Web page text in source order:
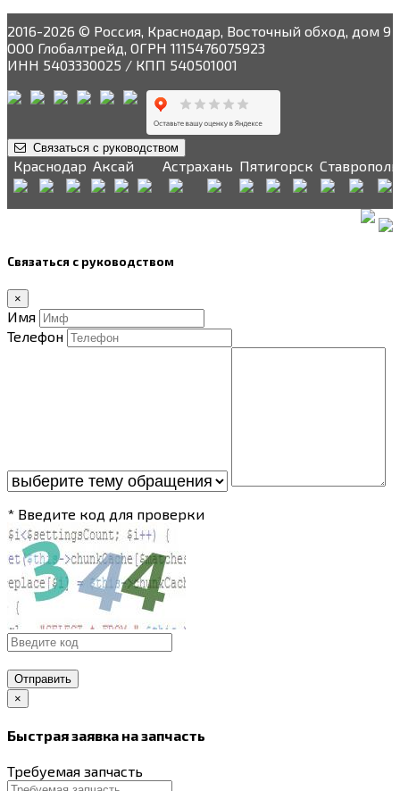
2016-2026 © Россия, Краснодар, Восточный обход, дом 9
ООО Глобалтрейд, ОГРН 1115476075923
ИНН 5403330025 / КПП 540501001
Связаться с руководством
Краснодар Аксай Астрахань Пятигорск Ставрополь
Связаться с руководством
×
Имя
Телефон
* Введите код для проверки
Отправить
×
Быстрая заявка на запчасть
Требуемая запчасть